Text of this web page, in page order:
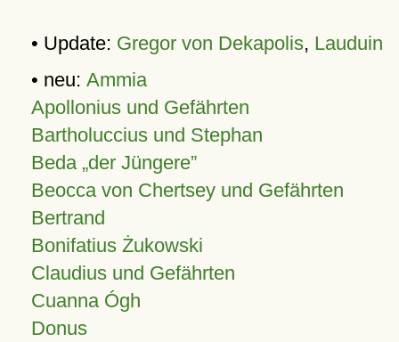
• Update: Gregor von Dekapolis, Lauduin
• neu: Ammia
Apollonius und Gefährten
Bartholuccius und Stephan
Beda „der Jüngere”
Beocca von Chertsey und Gefährten
Bertrand
Bonifatius Żukowski
Claudius und Gefährten
Cuanna Ógh
Donus